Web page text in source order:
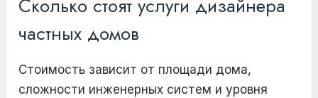
Сколько стоят услуги дизайнера
частных домов
Стоимость зависит от площади дома,
сложности инженерных систем и уровня